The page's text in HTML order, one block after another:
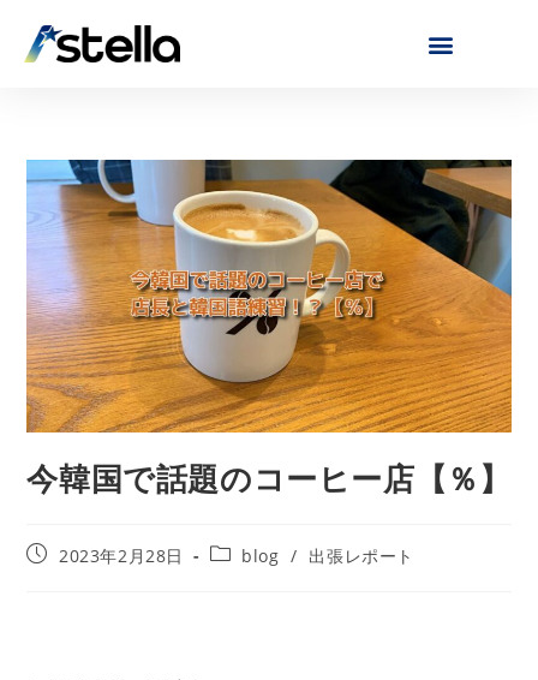
今韓国で話題のコーヒー店【％】
2023年2月28日 blog / 出張レポート